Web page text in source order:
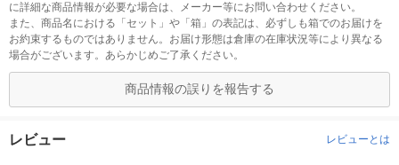
に詳細な商品情報が必要な場合は、メーカー等にお問い合わせください。
また、商品名における「セット」や「箱」の表記は、必ずしも箱でのお届けを
お約束するものではありません。お届け形態は倉庫の在庫状況等により異なる
場合がございます。あらかじめご了承ください。
商品情報の誤りを報告する
レビュー レビューとは